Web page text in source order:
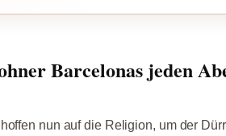
Barcelonas jeden
nun auf die Religion, um der